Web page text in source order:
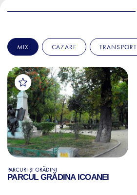
MIX CAZARE TRANSPORT
PARCURI ȘI GRĂDINI
PARCUL GRĂDINA ICOANEI